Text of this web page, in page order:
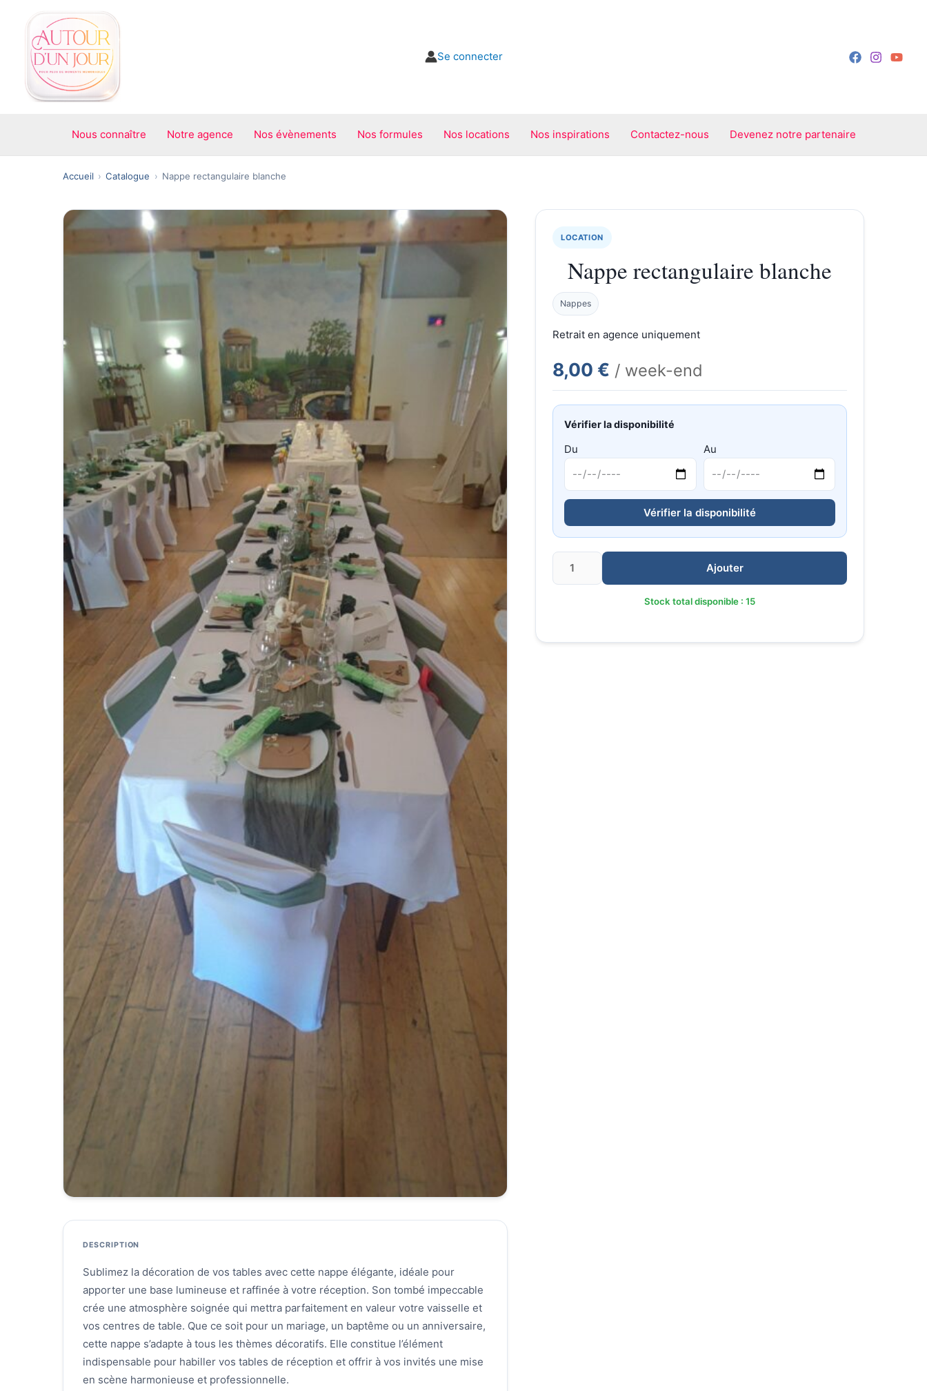
contenu
Se connecter
Nous connaître Notre agence Nos évènements Nos formules Nos locations Nos inspirations Contactez-nous Devenez notre partenaire
Accueil Catalogue Nappe rectangulaire blanche
LOCATION
Nappe rectangulaire blanche
Nappes
Retrait en agence uniquement
8,00 € / week-end
Vérifier la disponibilité
Du Au
Vérifier la disponibilité
Quantité
Ajouter
Stock total disponible : 15
DESCRIPTION
Sublimez la décoration de vos tables avec cette nappe élégante, idéale pour
apporter une base lumineuse et raffinée à votre réception. Son tombé impeccable
crée une atmosphère soignée qui mettra parfaitement en valeur votre vaisselle et
vos centres de table. Que ce soit pour un mariage, un baptême ou un anniversaire,
cette nappe s’adapte à tous les thèmes décoratifs. Elle constitue l’élément
indispensable pour habiller vos tables de réception et offrir à vos invités une mise
en scène harmonieuse et professionnelle.